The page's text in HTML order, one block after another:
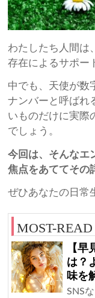
わたしたち人間は
存在によるサポー
中でも、天使が数
ナンバーと呼ばれ
いものだけに実際
でしょう。
今回は、そんなエ
焦点をあててその
ぜひあなたの日常
【早
は？
味を
SNS